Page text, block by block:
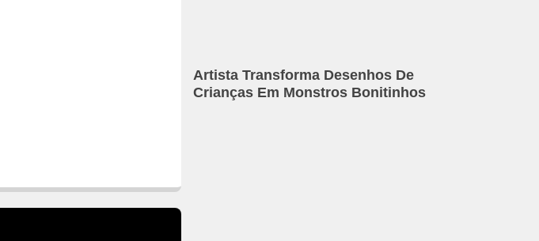
Artista Transforma Desenhos De
Crianças Em Monstros Bonitinhos